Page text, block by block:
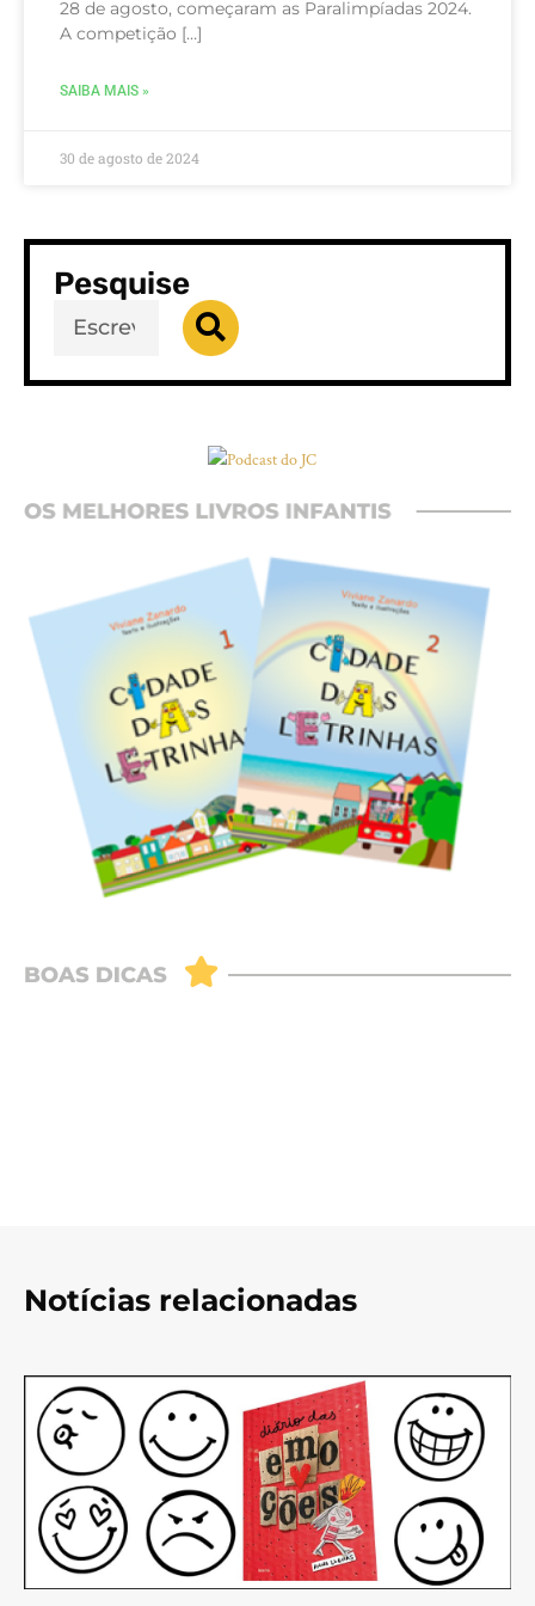
28 de agosto, começaram as Paralimpíadas 2024.
A competição […]
SAIBA MAIS »
30 de agosto de 2024
Pesquise
Notícias relacionadas